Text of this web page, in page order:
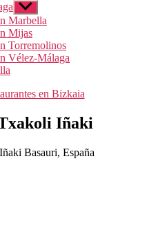
Mostrar
el
submenú
Marbella
Mijas
Torremolinos
Vélez-Málaga
Categoríasen Bizkaia
Iñaki
Basauri, España